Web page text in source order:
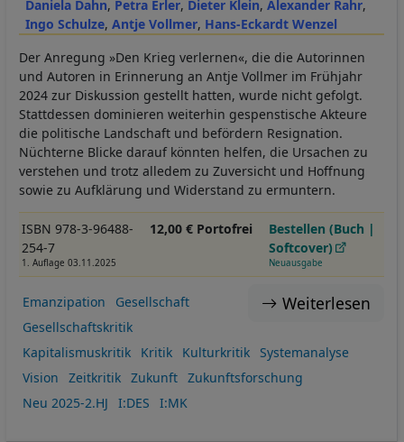
Daniela Dahn Petra Erler Dieter Klein Alexander Rahr
Ingo Schulze Antje Vollmer Hans-Eckardt Wenzel
Der Anregung »Den Krieg verlernen«, die die Autorinnen
und Autoren in Erinnerung an Antje Vollmer im Frühjahr
2024 zur Diskussion gestellt hatten, wurde nicht gefolgt.
Stattdessen dominieren weiterhin gespenstische Akteure
die politische Landschaft und befördern Resignation.
Nüchterne Blicke darauf könnten helfen, die Ursachen zu
verstehen und trotz alledem zu Zuversicht und Hoffnung
sowie zu Aufklärung und Widerstand zu ermuntern.
ISBN 978-3-96488-
254-7
1. Auflage 03.11.2025
12,00 € Portofrei
Bestellen (Buch |
Softcover)
Neuausgabe
Weiterlesen
Emanzipation
Gesellschaft
Gesellschaftskritik
Kapitalismuskritik
Kritik Kulturkritik
Systemanalyse
Vision
Zeitkritik Zukunft
Zukunftsforschung
Neu 2025-2.HJ
I:DES I:MK